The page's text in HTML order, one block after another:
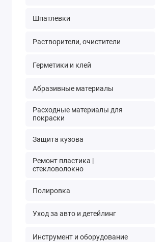
Шпатлевки
Растворители, очистители
Герметики и клей
Абразивные материалы
Расходные материалы для
покраски
Защита кузова
Ремонт пластика |
стекловолокно
Полировка
Уход за авто и детейлинг
Инструмент и оборудование